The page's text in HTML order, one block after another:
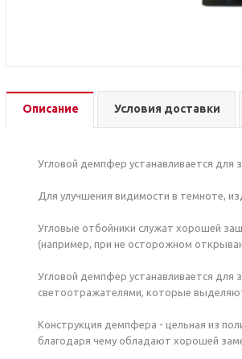
Описание Условия доставки
Угловой демпфер устанавливается для
Для улучшения видимости в темноте,
Угловые отбойники служат хорошей
(например, при не осторожном
Угловой демпфер устанавливается для
светоотражателями, которые
Конструкция демпфера - цельная из
благодаря чему обладают хорошей
ИБП